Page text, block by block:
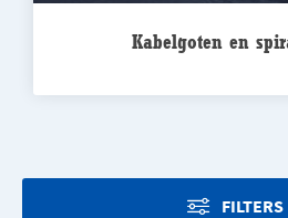
Kabelgoten en
FILTERS